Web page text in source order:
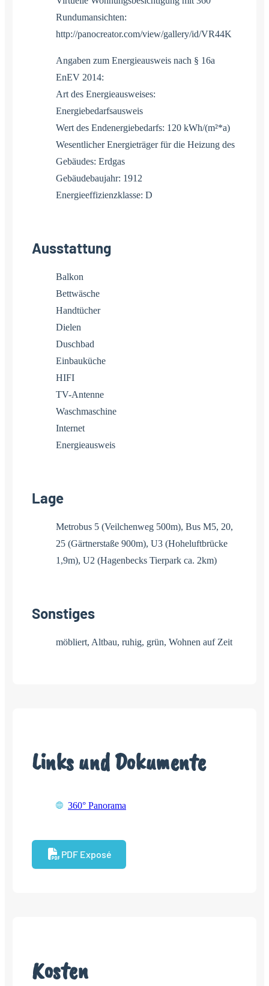
Rundumansichten:
http://panocreator.com/view/gallery/id/VR44K
Angaben zum Energieausweis nach § 16a
EnEV 2014:
Art des Energieausweises:
Energiebedarfsausweis
Wert des Endenergiebedarfs: 120 kWh/(m²*a)
Wesentlicher Energieträger für die Heizung des
Gebäudes: Erdgas
Gebäudebaujahr: 1912
Energieeffizienzklasse: D
Ausstattung
Balkon
Bettwäsche
Handtücher
Dielen
Duschbad
Einbauküche
HIFI
TV-Antenne
Waschmaschine
Internet
Energieausweis
Lage
Metrobus 5 (Veilchenweg 500m), Bus M5, 20,
25 (Gärtnerstaße 900m), U3 (Hoheluftbrücke
1,9m), U2 (Hagenbecks Tierpark ca. 2km)
Sonstiges
möbliert, Altbau, ruhig, grün, Wohnen auf Zeit
Links und Dokumente
360° Panorama
PDF Exposé
Kosten